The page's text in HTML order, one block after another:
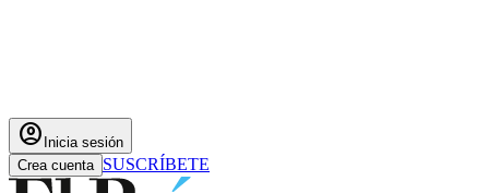
account_circle Inicia sesión
Crea cuenta SUSCRÍBETE